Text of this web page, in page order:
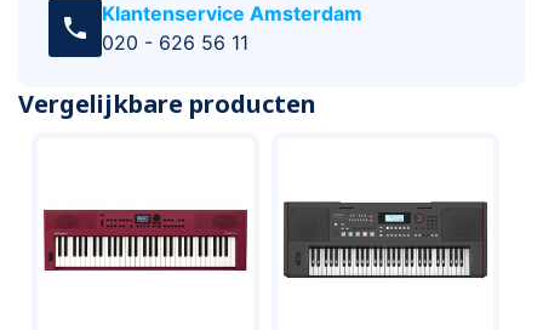
call
Klantenservice Amsterdam
020 - 626 56 11
Vergelijkbare producten